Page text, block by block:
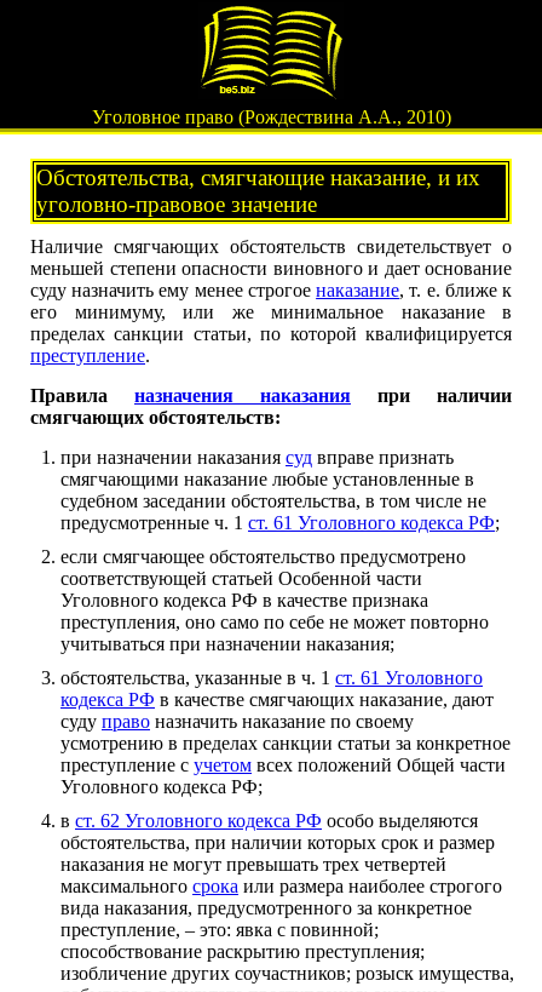
Уголовное право (Рождествина А.А., 2010)
Обстоятельства, смягчающие наказание, и их
уголовно-правовое значение
Наличие смягчающих обстоятельств свидетельствует о
меньшей степени опасности виновного и дает основание
суду назначить ему менее строгоенаказание, т. е. ближе к
его минимуму, или же минимальное наказание в
пределах санкции статьи, по которой квалифицируется
преступление.
Правила назначения наказания при наличии
смягчающих обстоятельств:
при назначении наказания суд вправе признать
смягчающими наказание любые установленные в
судебном заседании обстоятельства, в том числе не
предусмотренные ч. 1 ст. 61 Уголовного кодекса РФ;
если смягчающее обстоятельство предусмотрено
соответствующей статьей Особенной части
Уголовного кодекса РФ в качестве признака
преступления, оно само по себе не может повторно
учитываться при назначении наказания;
обстоятельства, указанные в ч. 1 ст. 61 Уголовного
кодекса РФ в качестве смягчающих наказание, дают
суду право назначить наказание по своему
усмотрению в пределах санкции статьи за конкретное
преступление с учетом всех положений Общей части
Уголовного кодекса РФ;
в ст. 62 Уголовного кодекса РФ особо выделяются
обстоятельства, при наличии которых срок и размер
наказания не могут превышать трех четвертей
максимального срока или размера наиболее строгого
вида наказания, предусмотренного за конкретное
преступление, – это: явка с повинной;
способствование раскрытию преступления;
изобличение других соучастников; розыск имущества,